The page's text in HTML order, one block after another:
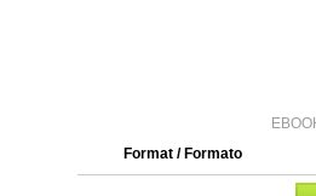
Format / Formato